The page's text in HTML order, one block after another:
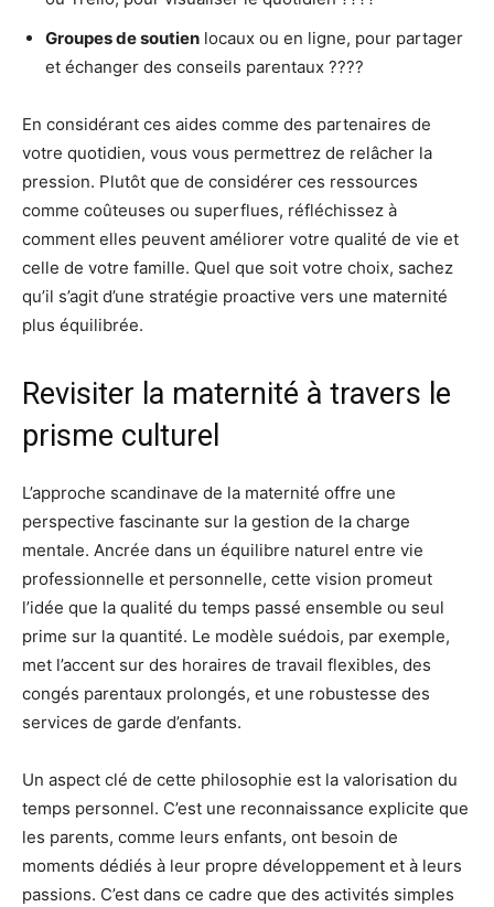
Groupes de soutien locaux ou en ligne, pour partager
et échanger des conseils parentaux ????
En considérant ces aides comme des partenaires de
votre quotidien, vous vous permettrez de relâcher la
pression. Plutôt que de considérer ces ressources
comme coûteuses ou superflues, réfléchissez à
comment elles peuvent améliorer votre qualité de vie et
celle de votre famille. Quel que soit votre choix, sachez
qu’il s’agit d’une stratégie proactive vers une maternité
plus équilibrée.
Revisiter la maternité à travers le
prisme culturel
L’approche scandinave de la maternité offre une
perspective fascinante sur la gestion de la charge
mentale. Ancrée dans un équilibre naturel entre vie
professionnelle et personnelle, cette vision promeut
l’idée que la qualité du temps passé ensemble ou seul
prime sur la quantité. Le modèle suédois, par exemple,
met l’accent sur des horaires de travail flexibles, des
congés parentaux prolongés, et une robustesse des
services de garde d’enfants.
Un aspect clé de cette philosophie est la valorisation du
temps personnel. C’est une reconnaissance explicite que
les parents, comme leurs enfants, ont besoin de
moments dédiés à leur propre développement et à leurs
passions. C’est dans ce cadre que des activités simples